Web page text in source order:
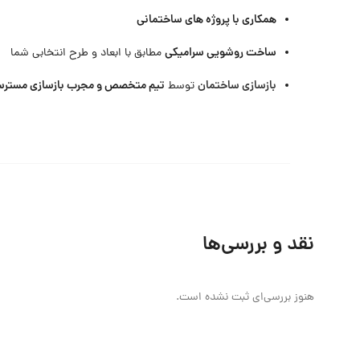
همکاری با پروژه های ساختمانی
ساخت روشویی سرامیکیمطابق با ابعاد و طرح انتخابی شما
بازسازی ساختمانتوسط تیم متخصص و مجرب بازسازی
نقد و بررسی‌ها
هنوز بررسی‌ای ثبت نشده است.